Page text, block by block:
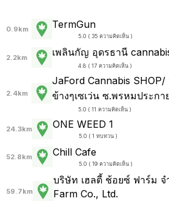
0.9km TermGun
5.0 ( 35 ความคิดเห็น )
2.2km เพลินกัญ อุดรธานี
4.8 ( 17 ความคิดเห็น )
2.4km
JaFord Cannabis
ข้างๆเซเว่น ซ.พรหมประกา
5.0 ( 11 ความคิดเห็น )
24.3km ONE WEED 1
5.0 ( 1 ทบทวน )
52.8km Chill Cafe
5.0 ( 19 ความคิดเห็น )
59.7km
บริษัท เฮลตี้ ช้อยซ์ ฟาร์ม จ
Farm Co., Ltd.